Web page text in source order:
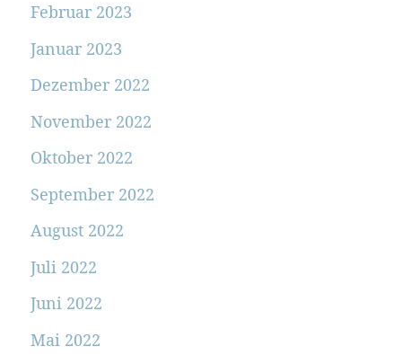
Februar 2023
Januar 2023
Dezember 2022
November 2022
Oktober 2022
September 2022
August 2022
Juli 2022
Juni 2022
Mai 2022